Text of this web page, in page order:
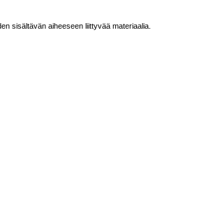
sisältävän aiheeseen liittyvää materiaalia.